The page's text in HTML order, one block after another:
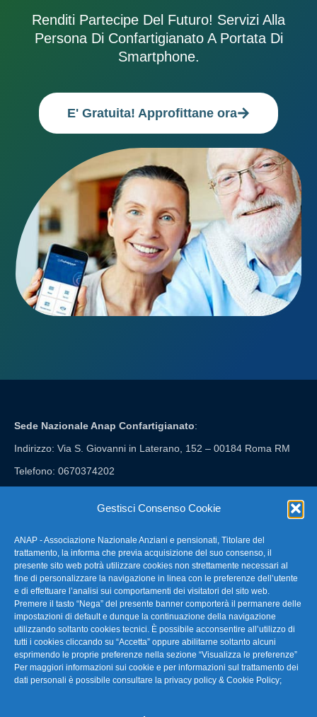
Gestisci Consenso Cookie
ANAP - Associazione Nazionale Anziani e pensionati, Titolare del
trattamento, la informa che previa acquisizione del suo consenso, il
presente sito web potrà utilizzare cookies non strettamente necessari al
fine di personalizzare la navigazione in linea con le preferenze dell’utente
e di effettuare l’analisi sui comportamenti dei visitatori del sito web.
Premere il tasto “Nega” del presente banner comporterà il permanere delle
impostazioni di default e dunque la continuazione della navigazione
utilizzando soltanto cookies tecnici. È possibile acconsentire all’utilizzo di
tutti i cookies cliccando su “Accetta” oppure abilitarne soltanto alcuni
esprimendo le proprie preferenze nella sezione “Visualizza le preferenze”
Per maggiori informazioni sui cookie e per informazioni sul trattamento dei
dati personali è possibile consultare la privacy policy & Cookie Policy;
Renditi Partecipe Del Futuro! Servizi Alla
Persona Di Confartigianato A Portata Di
Smartphone.
E' Gratuita! Approfittane ora
Sede Nazionale Anap Confartigianato:
Indirizzo: Via S. Giovanni in Laterano, 152 – 00184 Roma RM
Telefono: 0670374202
FAQ – Domande Frequenti
La nostra Newsletter
Link Utili
TG Confartigianato
Privacy & Cookie Policy